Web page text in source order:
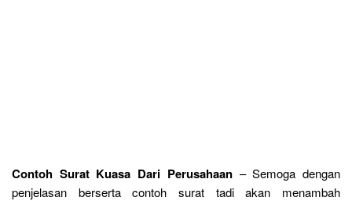
Contoh Surat Kuasa Dari Perusahaan– Semoga dengan
penjelasan berserta contoh surat tadi akan menambah